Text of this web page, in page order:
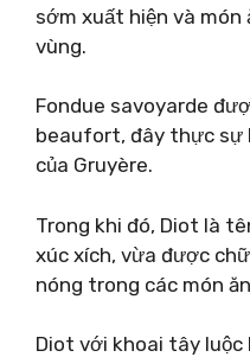
sớm xuất hiện và món
vùng.
Fondue savoyarde
beaufort, đây thực sự
của Gruyère.
Trong khi đó, Diot là
xúc xích, vừa được
nóng trong các món
Diot với khoai tây